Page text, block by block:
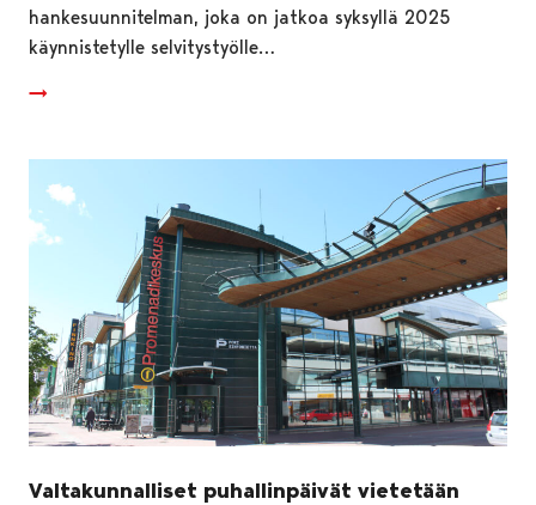
hankesuunnitelman, joka on jatkoa syksyllä 2025
käynnistetylle selvitystyölle…
Valtakunnalliset puhallinpäivät vietetään